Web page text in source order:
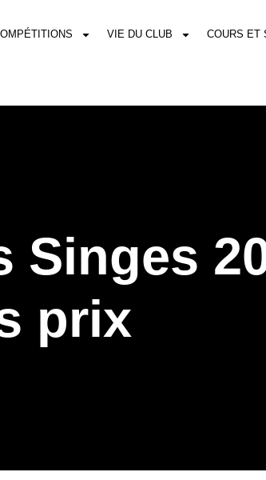
VIE DU CLUB COURS ET
prix